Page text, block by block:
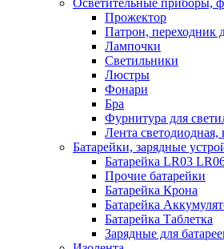
Осветительные приборы,
Прожектор
Патрон, переходник
Лампочки
Светильники
Люстры
Фонари
Бра
Фурнитура для
Лента светодиодная,
Батарейки, зарядные
Батарейка LR03
Прочие батарейки
Батарейка Крона
Батарейка
Батарейка Таблетка
Зарядные для